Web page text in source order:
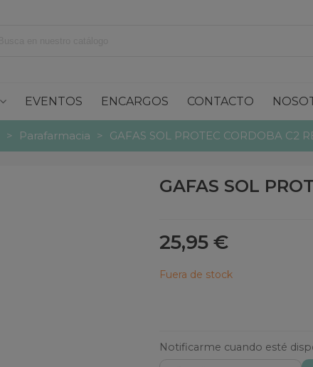
EVENTOS ENCARGOS CONTACTO
> Parafarmacia > GAFAS SOL PROTEC CORDOBA C2
GAFAS SOL
25,95 €
Fuera de stock
Notificarme cuando esté